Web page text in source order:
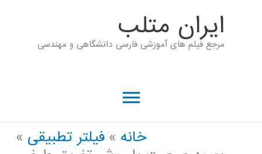
ايران متلب
مرجع فیلم های آموزشی فارسی دانشگاهی و مهندسی
فهرست
اصلی
خانه
فیلتر تطبیقی